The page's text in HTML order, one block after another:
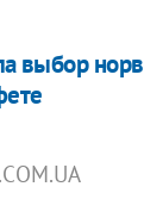
выбор